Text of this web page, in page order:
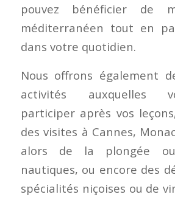
pouvez bénéficier de
méditerranéen tout en
dans votre quotidien.
Nous offrons également
activités auxquelles
participer après vos
des visites à Cannes,
alors de la plongée
nautiques, ou encore des
spécialités niçoises ou de